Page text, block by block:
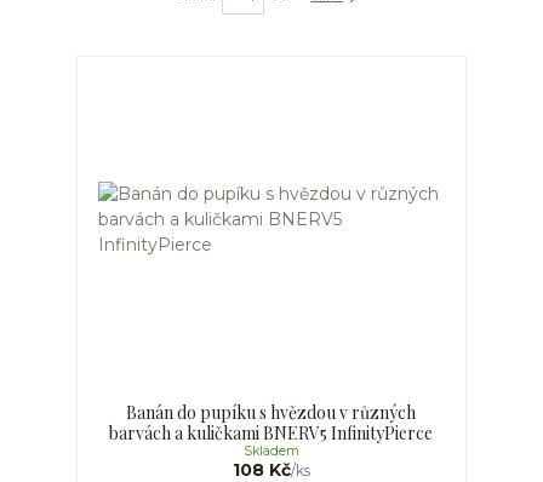
Banán do pupíku s hvězdou v různých
barvách a kuličkami BNERV5 InfinityPierce
108 Kč/ks
Skladem